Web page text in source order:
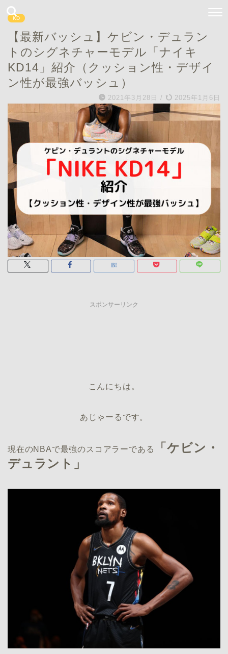
KD
【最新バッシュ】ケビン・デュラン
トのシグネチャーモデル「ナイキ
KD14」紹介（クッション性・デザイ
ン性が最強バッシュ）
2021年3月28日 / 2025年1月6日
スポンサーリンク
こんにちは。
あじゃーるです。
現在のNBAで最強のスコアラーである
「ケビン・
デュラント」